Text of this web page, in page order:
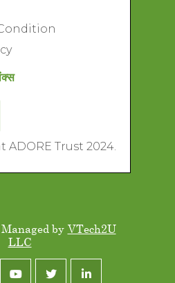
Trust 2024.
by VTech2U
LLC